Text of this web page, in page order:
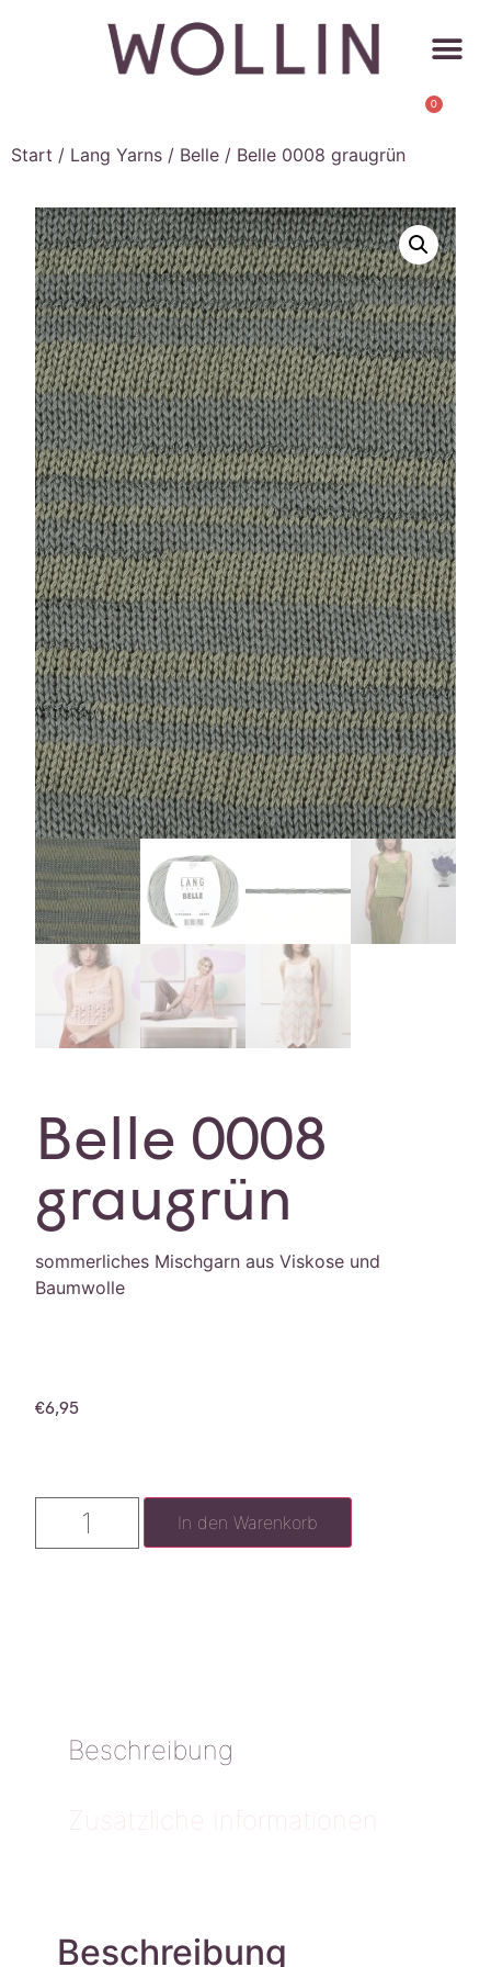
0
Start / Lang Yarns / Belle / Belle 0008 graugrün
Belle 0008
graugrün
sommerliches Mischgarn aus Viskose und
Baumwolle
€6,95
In den Warenkorb
Beschreibung
Zusätzliche Informationen
Beschreibung